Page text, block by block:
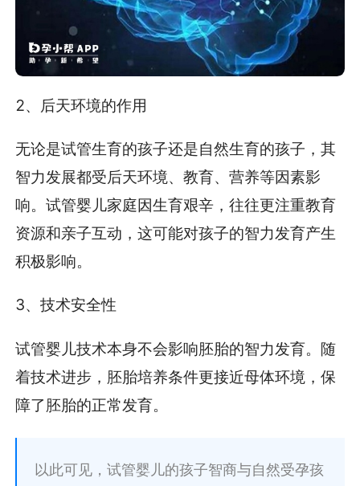
2、后天环境的作用
无论是试管生育的孩子还是自然生育的孩子，其
智力发展都受后天环境、教育、营养等因素影
响。试管婴儿家庭因生育艰辛，往往更注重教育
资源和亲子互动，这可能对孩子的智力发育产生
积极影响。
3、技术安全性
试管婴儿技术本身不会影响胚胎的智力发育。随
着技术进步，胚胎培养条件更接近母体环境，保
障了胚胎的正常发育。
以此可见，试管婴儿的孩子智商与自然受孕孩